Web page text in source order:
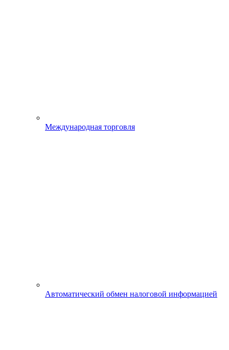
Международная торговля
Автоматический обмен налоговой информацией